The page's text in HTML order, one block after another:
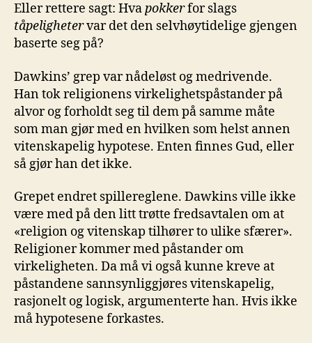
Eller rettere sagt: Hvapokkerfor slags
tåpelighetervar det den selvhøytidelige gjengen
baserte seg på?
Dawkins’ grep var nådeløst og medrivende.
Han tok religionens virkelighetspåstander på
alvor og forholdt seg til dem på samme måte
som man gjør med en hvilken som helst annen
vitenskapelig hypotese. Enten finnes Gud, eller
så gjør han det ikke.
Grepet endret spillereglene. Dawkins ville ikke
være med på den litt trøtte fredsavtalen om at
«religion og vitenskap tilhører to ulike sfærer».
Religioner kommer med påstander om
virkeligheten. Da må vi også kunne kreve at
påstandene sannsynliggjøres vitenskapelig,
rasjonelt og logisk, argumenterte han. Hvis ikke
må hypotesene forkastes.